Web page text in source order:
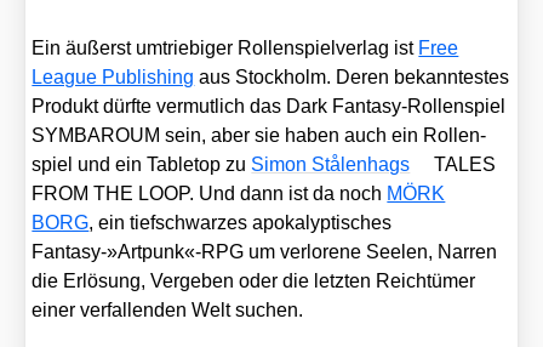
Ein äußerst umtrie­bi­ger Rol­len­spiel­ver­lag ist Free
League Publi­shing aus Stock­holm. Deren bekann­tes­tes
Pro­dukt dürf­te ver­mut­lich das Dark Fan­ta­sy-Rol­len­spiel
SYMBAROUM sein, aber sie haben auch ein Rol­len­
spiel und ein Table­top zu Simon Stå­len­hags
TALES
FROM THE LOOP. Und dann ist da noch MÖRK
BORG, ein tief­schwar­zes apo­ka­lyp­ti­sches
Fantasy-»Artpunk«-RPG um ver­lo­re­ne See­len, Nar­ren
die Erlö­sung, Ver­ge­ben oder die letz­ten Reich­tü­mer
einer ver­fal­len­den Welt suchen.